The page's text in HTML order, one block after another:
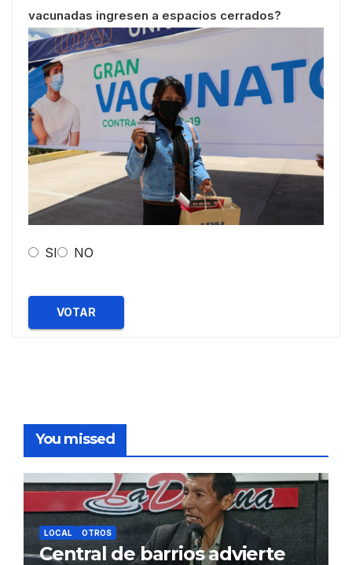
vacunadas ingresen a espacios cerrados?
SI NO
VOTAR
You missed
LOCAL OTROS
Central de barrios advierte